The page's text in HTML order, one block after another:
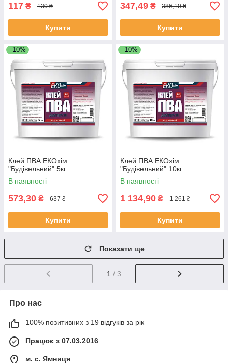
117 ₴ 130 ₴
Купити
347,49 ₴ 386,10 ₴
Купити
–10%
Клей ПВА ЕКОхім
"Будівельний" 5кг
В наявності
573,30 ₴ 637 ₴
Купити
–10%
Клей ПВА ЕКОхім
"Будівельний" 10кг
В наявності
1 134,90 ₴ 1 261 ₴
Купити
Показати ще
1 / 3
Про нас
100% позитивних з 19 відгуків за рік
Працює з 07.03.2016
м. с. Ямниця